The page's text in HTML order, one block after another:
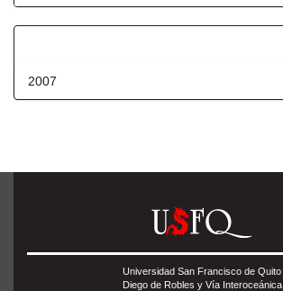
2007
Universidad San Francisco de Quito
Diego de Robles y Vía Interoceánica